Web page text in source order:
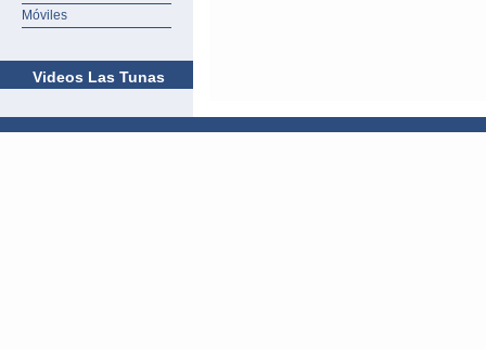
Móviles
Videos Las Tunas